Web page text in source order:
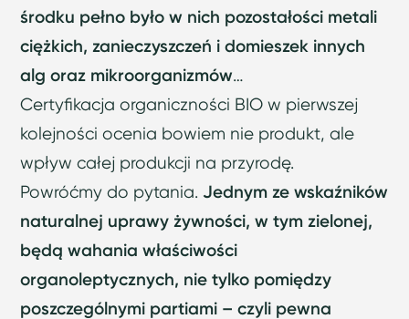
środku pełno było w nich pozostałości metali
ciężkich, zanieczyszczeń i domieszek innych
alg oraz mikroorganizmów…
Certyfikacja organiczności BIO w pierwszej
kolejności ocenia bowiem nie produkt, ale
wpływ całej produkcji na przyrodę.
Powróćmy do pytania. Jednym ze wskaźników
naturalnej uprawy żywności, w tym zielonej,
będą wahania właściwości
organoleptycznych, nie tylko pomiędzy
poszczególnymi partiami – czyli pewna